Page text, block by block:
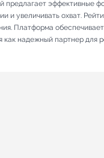
эффективные
увеличивать охват.
Платформа
надежный партнер